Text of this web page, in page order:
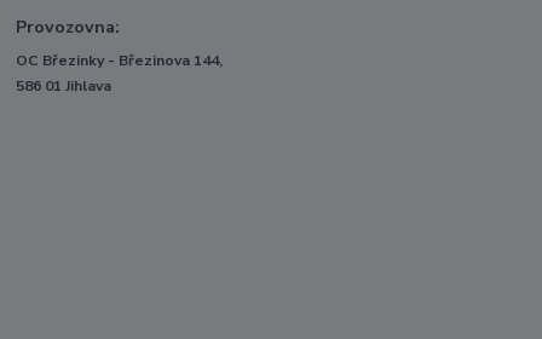
Provozovna:
OC Březinky - Březinova 144,
586 01 Jihlava